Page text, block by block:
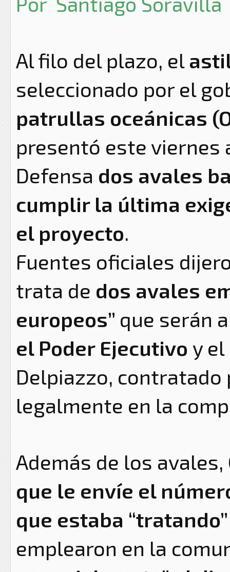
Al filo del plazo, el
seleccionado por el
patrullas oceánicas
presentó este
Defensa dos avales
cumplir la última
el proyecto.
Fuentes oficiales
trata de dos avales
europeos” que serán
el Poder Ejecutivo y
Delpiazzo,
legalmente en la
Además de los avales,
que le envíe el
que estaba
emplearon en la